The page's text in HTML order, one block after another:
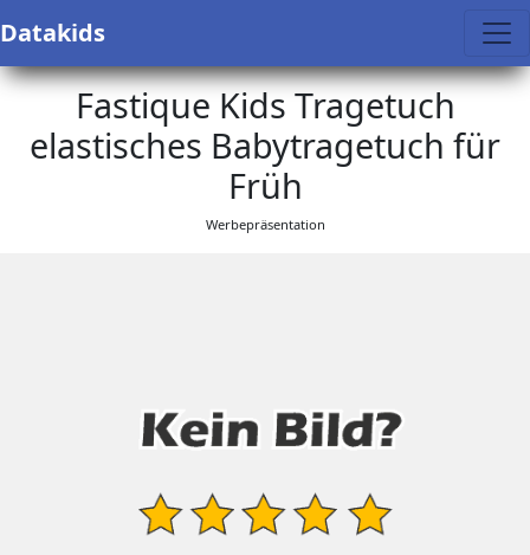
Datakids
Fastique Kids Tragetuch
elastisches Babytragetuch für
Früh
Werbepräsentation